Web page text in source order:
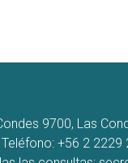
9700, Las
+56 2 2229